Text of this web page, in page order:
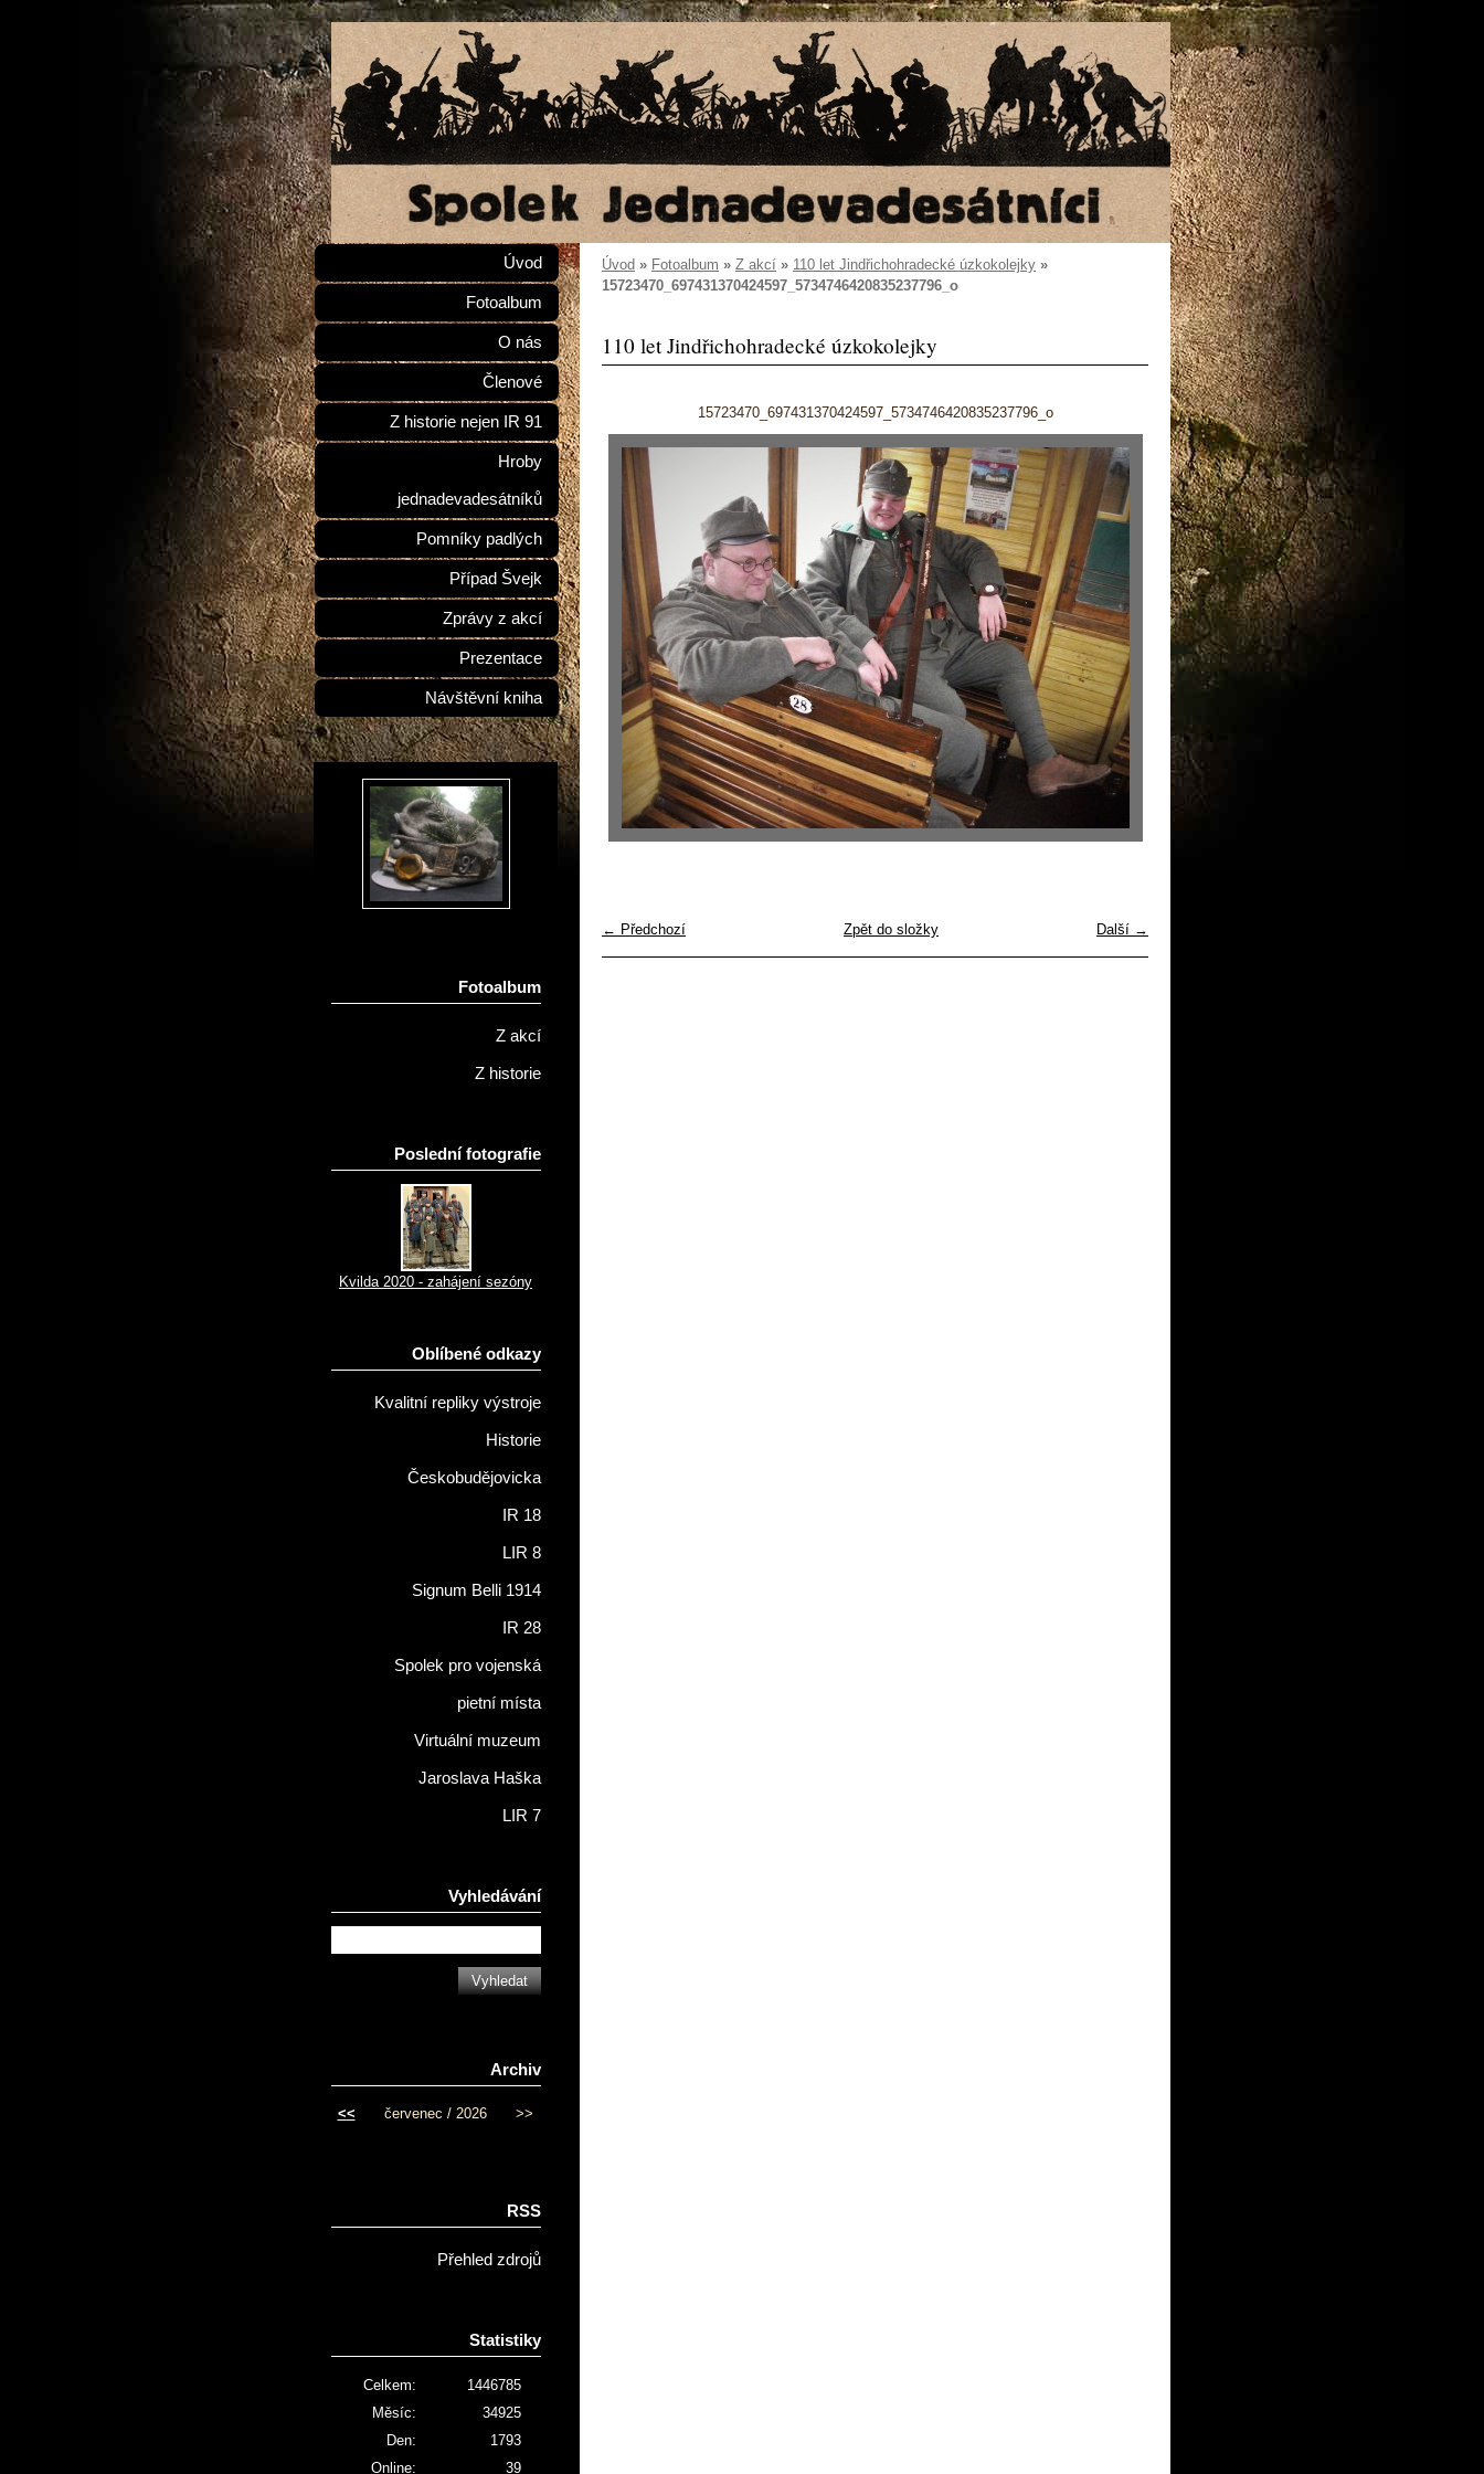
Úvod » Fotoalbum » Z akcí » 110 let Jindřichohradecké úzkokolejky »
15723470_697431370424597_5734746420835237796_o
110 let Jindřichohradecké úzkokolejky
15723470_697431370424597_5734746420835237796_o
← Předchozí Další →
Zpět do složky
Úvod
Fotoalbum
O nás
Členové
Z historie nejen IR 91
Hroby
jednadevadesátníků
Pomníky padlých
Případ Švejk
Zprávy z akcí
Prezentace
Návštěvní kniha
Fotoalbum
Z akcí
Z historie
Poslední fotografie
Kvilda 2020 - zahájení sezóny
Oblíbené odkazy
Kvalitní repliky výstroje
Historie
Českobudějovicka
IR 18
LIR 8
Signum Belli 1914
IR 28
Spolek pro vojenská
pietní místa
Virtuální muzeum
Jaroslava Haška
LIR 7
Vyhledávání
Archiv
<< červenec / 2026 >>
RSS
Přehled zdrojů
Statistiky
Online: 39
Celkem:
1446785
Měsíc:
34925
Den:
1793